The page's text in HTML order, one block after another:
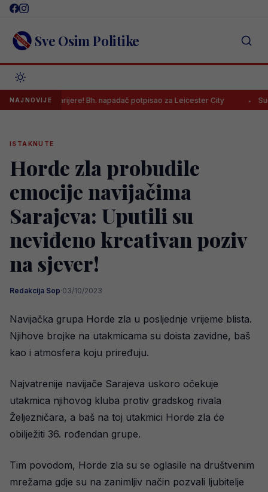
Skip
content Sve Osim Politike
NAJNOVIJE
karijere! Bh. napadač potpisao za Leicester City Sudija Musić
ISTAKNUTE
Horde zla probudile
emocije navijačima
Sarajeva: Uputili su
neviđeno kreativan poziv
na sjever!
Redakcija Sop·03/10/2023
Navijačka grupa Horde zla u posljednje vrijeme blista.
Njihove brojke na utakmicama su doista zavidne, baš
kao i atmosfera koju priređuju.
Najvatrenije navijače Sarajeva uskoro očekuje
utakmica njihovog kluba protiv gradskog rivala
Željezničara, a baš na toj utakmici Horde zla će
obilježiti 36. rođendan grupe.
Tim povodom, Horde zla su se oglasile na društvenim
mrežama gdje su na zanimljiv način pozvali ljubitelje